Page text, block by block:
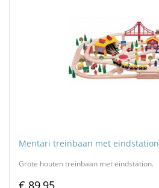
Mentari treinbaan met eindstation
Grote houten treinbaan met eindstation.